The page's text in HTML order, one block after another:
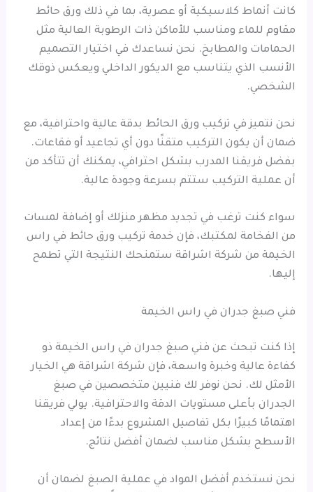
كانت أنماط كلاسيكية أو عصرية، بما في ذلك ورق حائط
مقاوم للماء ومناسب للأماكن ذات الرطوبة العالية مثل
الحمامات والمطابخ. نحن نساعدك في اختيار التصميم
الأنسب الذي يتناسب مع الديكور الداخلي ويعكس ذوقك
الشخصي.
نحن نتميز في تركيب ورق الحائط بدقة عالية واحترافية، مع
ضمان أن يكون التركيب متقنًا دون أي تجاعيد أو فقاعات.
بفضل فريقنا المدرب بشكل احترافي، يمكنك أن تتأكد من
أن عملية التركيب ستتم بسرعة وجودة عالية.
سواء كنت ترغب في تجديد مظهر منزلك أو إضافة لمسات
من الفخامة لمكتبك، فإن خدمة تركيب ورق حائط في راس
الخيمة من شركة اشراقة ستمنحك النتيجة التي تطمح
إليها.
فني صبغ جدران في راس الخيمة
إذا كنت تبحث عن فني صبغ جدران في راس الخيمة ذو
كفاءة عالية وخبرة واسعة، فإن شركة اشراقة هي الخيار
الأمثل لك. نحن نوفر لك فنيين متخصصين في صبغ
الجدران بأعلى مستويات الدقة والاحترافية. يولي فريقنا
اهتمامًا كبيرًا بكل تفاصيل المشروع بدءًا من إعداد
الأسطح بشكل مناسب لضمان أفضل نتائج.
نحن نستخدم أفضل المواد في عملية الصبغ لضمان أن